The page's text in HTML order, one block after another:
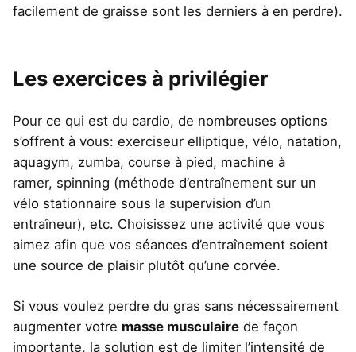
facilement de graisse sont les derniers à en perdre).
Les exercices à privilégier
Pour ce qui est du cardio, de nombreuses options
s’offrent à vous: exerciseur elliptique, vélo, natation,
aquagym, zumba, course à pied, machine à
ramer, spinning (méthode d’entraînement sur un
vélo stationnaire sous la supervision d’un
entraîneur), etc. Choisissez une activité que vous
aimez afin que vos séances d’entraînement soient
une source de plaisir plutôt qu’une corvée.
Si vous voulez perdre du gras sans nécessairement
augmenter votre masse musculaire de façon
importante, la solution est de limiter l’intensité de